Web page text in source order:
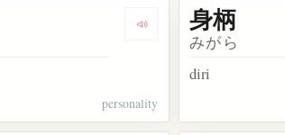
Dengarkan kosakata 人柄
personality
身柄
みがら
diri